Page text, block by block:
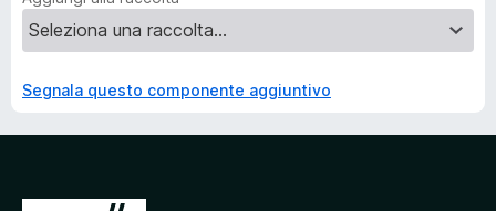
Segnala questo componente aggiuntivo